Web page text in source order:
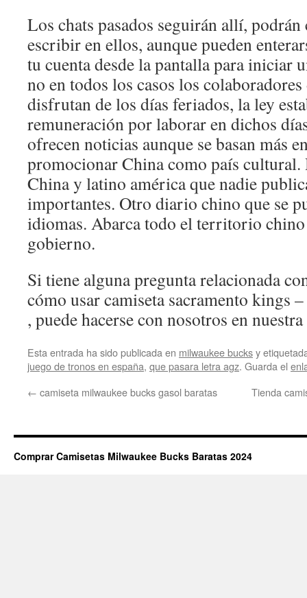
Los chats pasados seguirán allí,
escribir en ellos, aunque pueden
tu cuenta desde la pantalla para iniciar
no en todos los casos los
disfrutan de los días feriados, la ley
remuneración por laborar en dichos
ofrecen noticias aunque se basan más
promocionar China como país cultural.
China y latino américa que nadie
importantes. Otro diario chino que se
idiomas. Abarca todo el territorio
gobierno.
Si tiene alguna pregunta relacionada
cómo usar camiseta sacramento kings –
, puede hacerse con nosotros en
Esta entrada ha sido publicada en milwaukee bucksy
juego de tronos en españa, que pasara letra agz. Guarda el
← camiseta milwaukee bucks gasol baratas Tienda
Comprar Camisetas Milwaukee Bucks Baratas 2024